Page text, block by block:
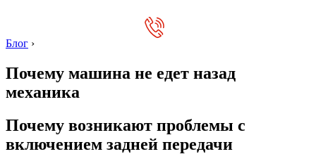
Блог ›
Почему машина не едет назад
механика
Почему возникают проблемы с
включением задней передачи